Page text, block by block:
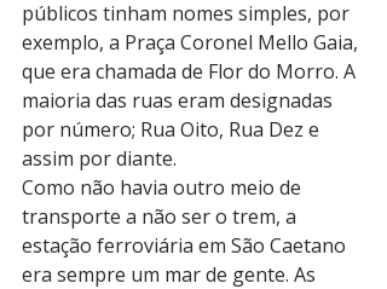
públicos tinham nomes simples, por
exemplo, a Praça Coronel Mello Gaia,
que era chamada de Flor do Morro. A
maioria das ruas eram designadas
por número; Rua Oito, Rua Dez e
assim por diante.
Como não havia outro meio de
transporte a não ser o trem, a
estação ferroviária em São Caetano
era sempre um mar de gente. As